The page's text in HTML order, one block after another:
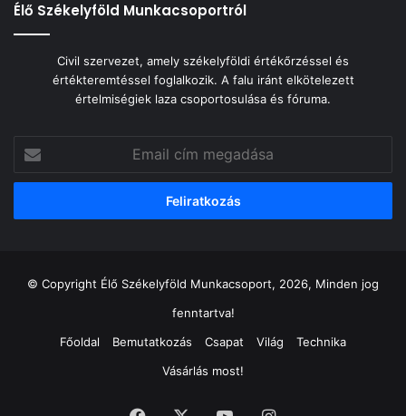
Élő Székelyföld Munkacsoportról
Civil szervezet, amely székelyföldi értékőrzéssel és
értékteremtéssel foglalkozik. A falu iránt elkötelezett
értelmiségiek laza csoportosulása és fóruma.
cím
megadása
© Copyright Élő Székelyföld Munkacsoport, 2026, Minden jog
fenntartva!
Főoldal
Bemutatkozás Csapat Világ
Technika
Vásárlás most!